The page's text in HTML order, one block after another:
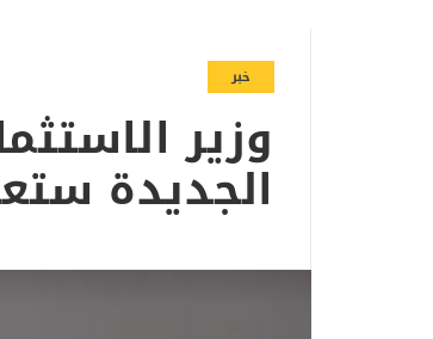
خبر
وزير
الجديدة